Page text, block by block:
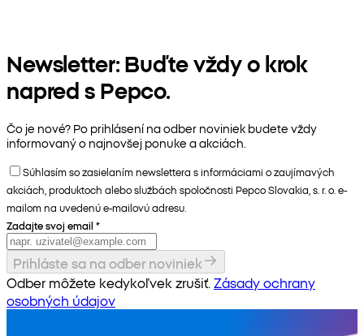
Newsletter: Buďte vždy o krok
napred s Pepco.
Čo je nové? Po prihlásení na odber noviniek budete vždy
informovaný o najnovšej ponuke a akciách.
Súhlasím so zasielaním newslettera s informáciami o zaujímavých
akciách, produktoch alebo službách spoločnosti Pepco Slovakia, s. r. o. e-
mailom na uvedenú e-mailovú adresu.
Zadajte svoj email *
Prihláste sa na odber noviniek
Odber môžete kedykoľvek zrušiť. Zásady ochrany
osobných údajov